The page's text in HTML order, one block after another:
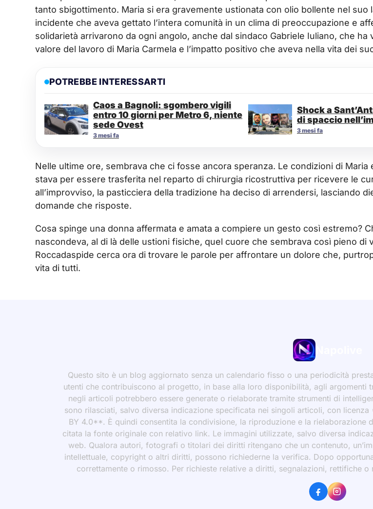
tanto sbigottimento. Maria si era gravemente ustionata con olio bollente nel suo
incidente che aveva gettato l’intera comunità in un clima di preoccupazione e
solidarietà arrivarono da ogni angolo, anche dal sindaco Gabriele Iuliano, che ha
valore del lavoro di Maria Carmela e l’impatto positivo che aveva nella vita dei
POTREBBE INTERESSARTI
Caos a Bagnoli: sgombero vigili
entro 10 giorni per Metro 6, niente
sede Ovest
3 mesi fa
Shock a
di spaccio
3 mesi fa
Nelle ultime ore, sembrava che ci fosse ancora speranza. Le condizioni di Maria
stava per essere trasferita nel reparto di chirurgia ricostruttiva per ricevere le
all’improvviso, la pasticciera della tradizione ha deciso di arrendersi, lasciando
domande che risposte.
Cosa spinge una donna affermata e amata a compiere un gesto così estremo?
nascondeva, al di là delle ustioni fisiche, quel cuore che sembrava così pieno di
Roccadaspide cerca ora di trovare le parole per affrontare un dolore che,
vita di tutti.
Questo sito è un blog aggiornato senza un calendario fisso o una periodicità
utenti che contribuiscono al progetto, in base alla loro disponibilità, agli argomenti
negli articoli potrebbero essere generate o rielaborate tramite strumenti di
sono rilasciati, salvo diversa indicazione specificata nei singoli articoli, con
BY 4.0**. È quindi consentita la condivisione, la riproduzione e la rielaborazione
citata la fonte originale con relativo link. Le immagini utilizzate, salvo diversa
web. Qualora autori, fotografi o titolari dei diritti ritengano che un contenuto,
intellettuale, copyright o altri diritti, possono richiederne la verifica. Dopo
correttamente o rimosso. Per richieste relative a diritti, segnalazioni, rettifiche